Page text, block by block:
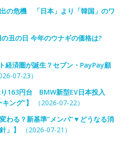
の危機 「日本」より「韓国」のワ
丑の日 今年のウナギの価格は?
経済圏が誕生？セブン・PayPay顧
07-23）
り163円台 BMW新型EV日本投入
ング”】
（2026-07-22）
わる？新基準“メンパ”▼どうなる消
」】
（2026-07-21）